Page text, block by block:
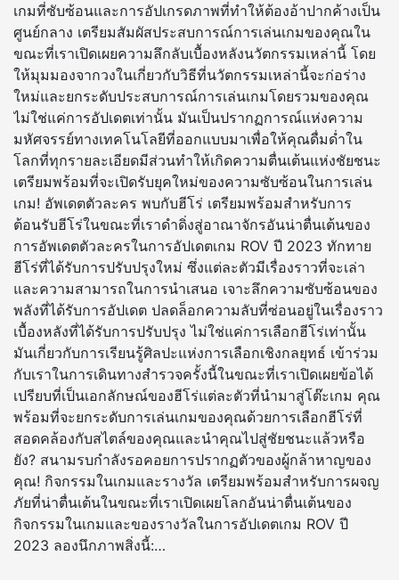
เกมที่ซับซ้อนและการอัปเกรดภาพที่ทำให้ต้องอ้าปากค้างเป็น
ศูนย์กลาง เตรียมสัมผัสประสบการณ์การเล่นเกมของคุณใน
ขณะที่เราเปิดเผยความลึกลับเบื้องหลังนวัตกรรมเหล่านี้ โดย
ให้มุมมองจากวงในเกี่ยวกับวิธีที่นวัตกรรมเหล่านี้จะก่อร่าง
ใหม่และยกระดับประสบการณ์การเล่นเกมโดยรวมของคุณ
ไม่ใช่แค่การอัปเดตเท่านั้น มันเป็นปรากฏการณ์แห่งความ
มหัศจรรย์ทางเทคโนโลยีที่ออกแบบมาเพื่อให้คุณดื่มด่ำใน
โลกที่ทุกรายละเอียดมีส่วนทำให้เกิดความตื่นเต้นแห่งชัยชนะ
เตรียมพร้อมที่จะเปิดรับยุคใหม่ของความซับซ้อนในการเล่น
เกม! อัพเดตตัวละคร พบกับฮีโร่ เตรียมพร้อมสำหรับการ
ต้อนรับฮีโร่ในขณะที่เราดำดิ่งสู่อาณาจักรอันน่าตื่นเต้นของ
การอัพเดตตัวละครในการอัปเดตเกม ROV ปี 2023 ทักทาย
ฮีโร่ที่ได้รับการปรับปรุงใหม่ ซึ่งแต่ละตัวมีเรื่องราวที่จะเล่า
และความสามารถในการนำเสนอ เจาะลึกความซับซ้อนของ
พลังที่ได้รับการอัปเดต ปลดล็อกความลับที่ซ่อนอยู่ในเรื่องราว
เบื้องหลังที่ได้รับการปรับปรุง ไม่ใช่แค่การเลือกฮีโร่เท่านั้น
มันเกี่ยวกับการเรียนรู้ศิลปะแห่งการเลือกเชิงกลยุทธ์ เข้าร่วม
กับเราในการเดินทางสำรวจครั้งนี้ในขณะที่เราเปิดเผยข้อได้
เปรียบที่เป็นเอกลักษณ์ของฮีโร่แต่ละตัวที่นำมาสู่โต๊ะเกม คุณ
พร้อมที่จะยกระดับการเล่นเกมของคุณด้วยการเลือกฮีโร่ที่
สอดคล้องกับสไตล์ของคุณและนำคุณไปสู่ชัยชนะแล้วหรือ
ยัง? สนามรบกำลังรอคอยการปรากฏตัวของผู้กล้าหาญของ
คุณ! กิจกรรมในเกมและรางวัล เตรียมพร้อมสำหรับการผจญ
ภัยที่น่าตื่นเต้นในขณะที่เราเปิดเผยโลกอันน่าตื่นเต้นของ
กิจกรรมในเกมและของรางวัลในการอัปเดตเกม ROV ปี
2023 ลองนึกภาพสิ่งนี้:…